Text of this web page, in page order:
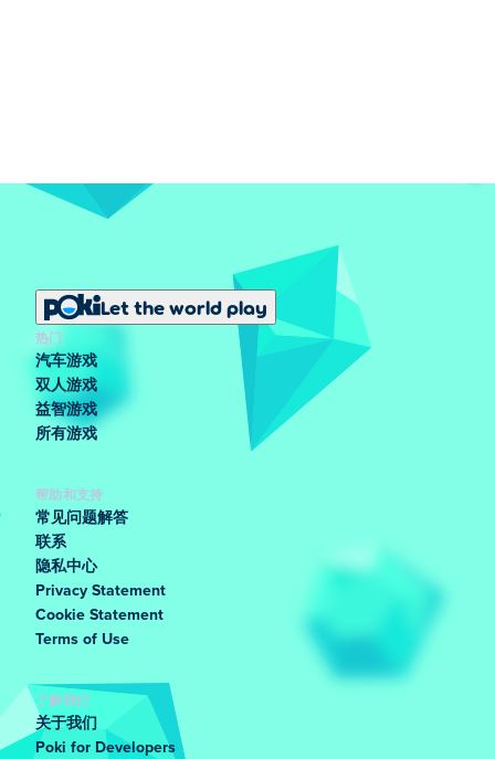
Let the world play
热门
汽车游戏
双人游戏
益智游戏
所有游戏
帮助和支持
常见问题解答
联系
隐私中心
Privacy Statement
Cookie Statement
Terms of Use
了解我们
关于我们
Poki for Developers